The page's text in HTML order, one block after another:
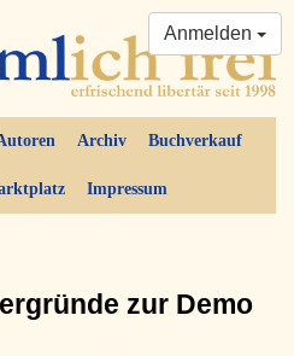
Archiv Buchverkauf
Impressum
Anmelden
zur Demo